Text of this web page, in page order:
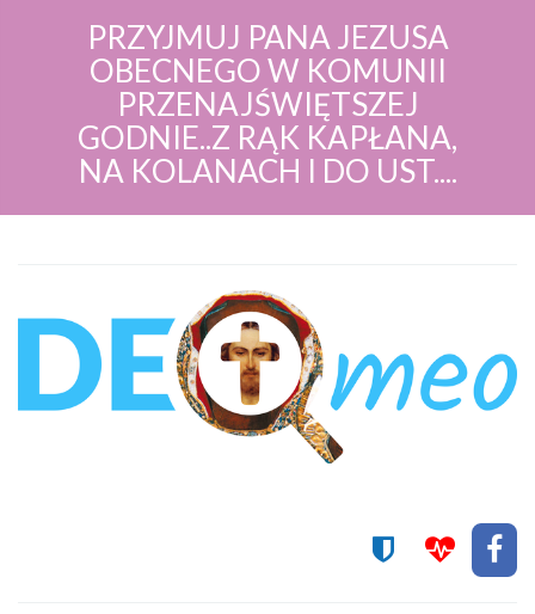
PRZYJMUJ PANA JEZUSA
OBECNEGO W KOMUNII
PRZENAJŚWIĘTSZEJ
GODNIE..Z RĄK KAPŁANA,
NA KOLANACH I DO UST....